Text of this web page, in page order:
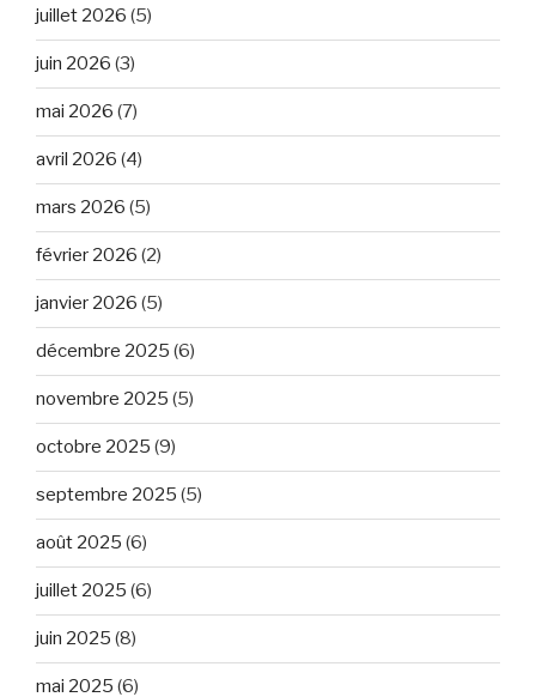
juillet 2026 (5)
juin 2026 (3)
mai 2026 (7)
avril 2026 (4)
mars 2026 (5)
février 2026 (2)
janvier 2026 (5)
décembre 2025 (6)
novembre 2025 (5)
octobre 2025 (9)
septembre 2025 (5)
août 2025 (6)
juillet 2025 (6)
juin 2025 (8)
mai 2025 (6)